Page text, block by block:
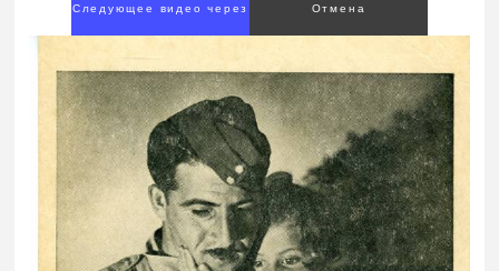
Следующее видео через Отмена